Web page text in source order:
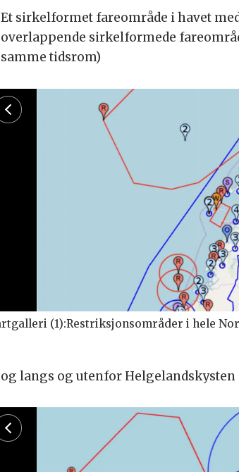
Et sirkelformet fareområde i havet
overlappende sirkelformede
samme tidsrom)
og langs og utenfor Helgelandskysten